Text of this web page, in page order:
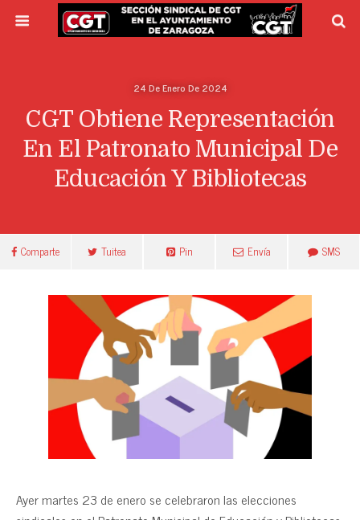
24 De Enero De 2024
CGT Obtiene Representación
En El Patronato Municipal De
Educación Y Bibliotecas
Comparte Tuitea Pin Envía SMS
Ayer martes 23 de enero se celebraron las elecciones